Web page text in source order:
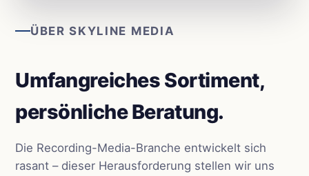
ÜBER SKYLINE MEDIA
Umfangreiches Sortiment,
persönliche Beratung.
Die Recording-Media-Branche entwickelt sich
rasant – dieser Herausforderung stellen wir uns